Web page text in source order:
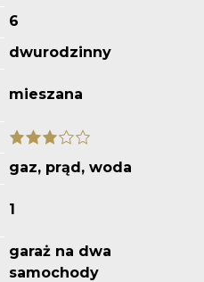
6
dwurodzinny
mieszana
gaz, prąd, woda
1
garaż na dwa
samochody